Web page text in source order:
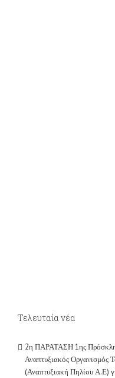
Τελευταία νέα
2η ΠΑΡΑΤΑΣΗ 1ης
Αναπτυξιακός Οργανισμός
(Αναπτυξιακή Πηλίου Α.Ε)